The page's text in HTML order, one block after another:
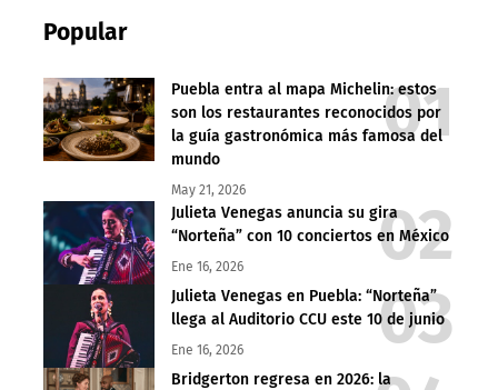
Popular
Puebla entra al mapa Michelin: estos
son los restaurantes reconocidos por
la guía gastronómica más famosa del
mundo
May 21, 2026
Julieta Venegas anuncia su gira
“Norteña” con 10 conciertos en México
Ene 16, 2026
Julieta Venegas en Puebla: “Norteña”
llega al Auditorio CCU este 10 de junio
Ene 16, 2026
Bridgerton regresa en 2026: la